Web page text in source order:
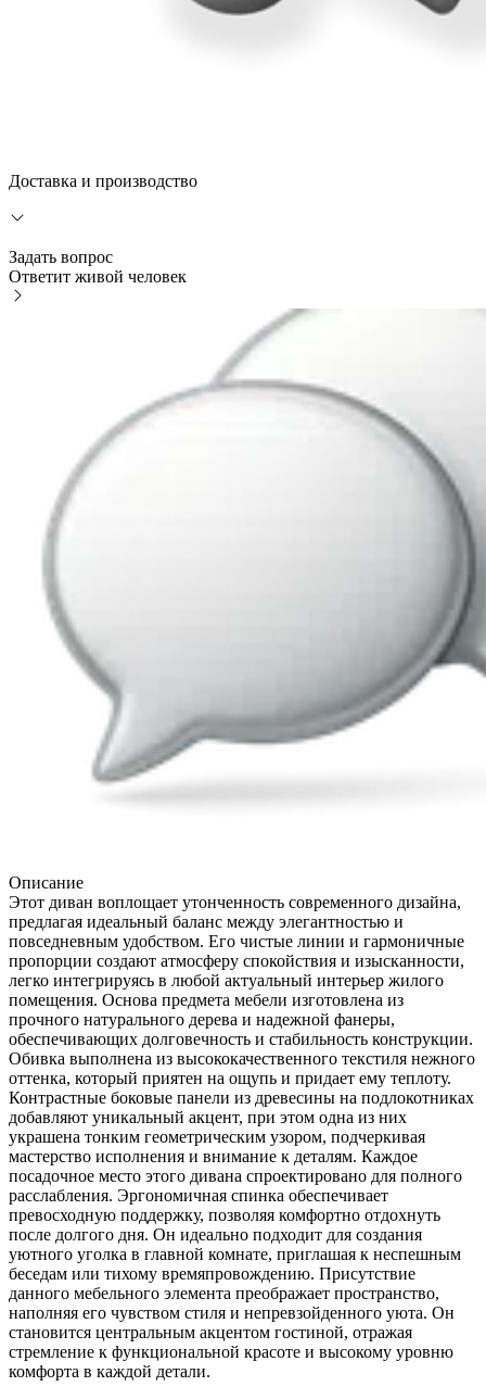
Доставка и производство
Задать вопрос
Ответит живой человек
Описание
Этот диван воплощает утонченность современного дизайна,
предлагая идеальный баланс между элегантностью и
повседневным удобством. Его чистые линии и гармоничные
пропорции создают атмосферу спокойствия и изысканности,
легко интегрируясь в любой актуальный интерьер жилого
помещения. Основа предмета мебели изготовлена из
прочного натурального дерева и надежной фанеры,
обеспечивающих долговечность и стабильность конструкции.
Обивка выполнена из высококачественного текстиля нежного
оттенка, который приятен на ощупь и придает ему теплоту.
Контрастные боковые панели из древесины на подлокотниках
добавляют уникальный акцент, при этом одна из них
украшена тонким геометрическим узором, подчеркивая
мастерство исполнения и внимание к деталям. Каждое
посадочное место этого дивана спроектировано для полного
расслабления. Эргономичная спинка обеспечивает
превосходную поддержку, позволяя комфортно отдохнуть
после долгого дня. Он идеально подходит для создания
уютного уголка в главной комнате, приглашая к неспешным
беседам или тихому времяпровождению. Присутствие
данного мебельного элемента преображает пространство,
наполняя его чувством стиля и непревзойденного уюта. Он
становится центральным акцентом гостиной, отражая
стремление к функциональной красоте и высокому уровню
комфорта в каждой детали.